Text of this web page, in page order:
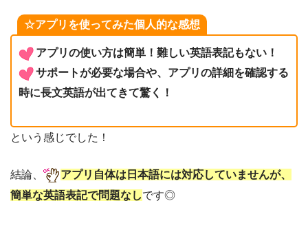
☆アプリを使ってみた個人的な感想
アプリの使い方は簡単！難しい英語表記もない！
サポートが必要な場合や、アプリの詳細を確認する
時に長文英語が出てきて驚く！
という感じでした！
結論、
アプリ自体は日本語には対応していませんが、
簡単な英語表記で問題なしです◎